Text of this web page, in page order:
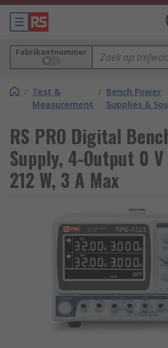
Fabrikantnummer
/ Test &
Measurement
/ Bench Power
Supplies &
RS PRO Digital
Supply, 4-Output 0
212 W, 3 A Max